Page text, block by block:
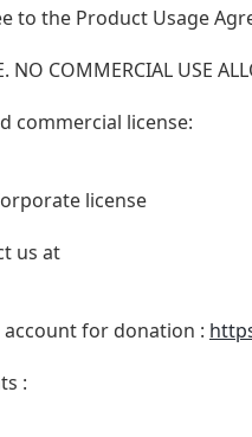
to the Product Usage
COMMERCIAL USE
commercial license:
license
us at
account for donation :
: